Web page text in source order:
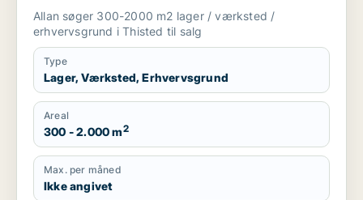
Allan søger 300-2000 m2 lager / værksted /
erhvervsgrund i Thisted til salg
Type
Lager, Værksted, Erhvervsgrund
Areal
300 - 2.000 m2
Max. per måned
Ikke angivet